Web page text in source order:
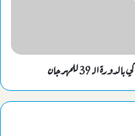
الـ 39 للمهرجان